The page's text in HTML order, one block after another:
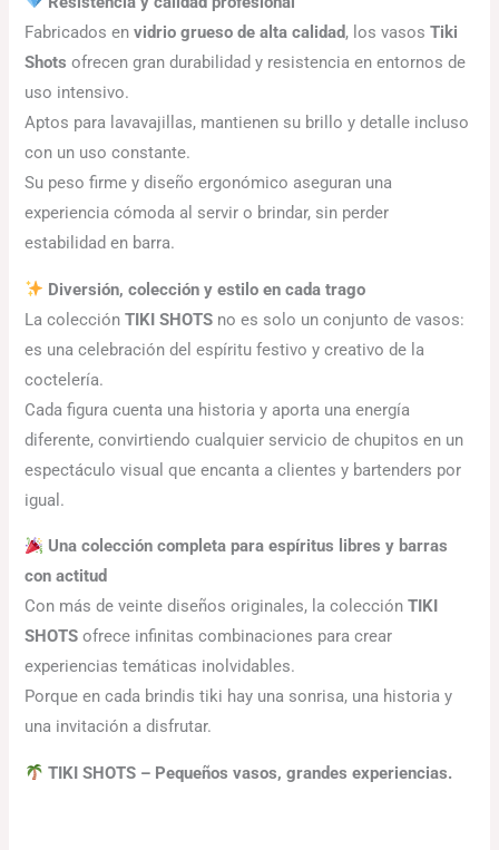
Fabricados envidrio grueso de alta calidad, los vasosTiki
Shots ofrecen gran durabilidad y resistencia en entornos de
uso intensivo.
Aptos para lavavajillas, mantienen su brillo y detalle incluso
con un uso constante.
Su peso firme y diseño ergonómico aseguran una
experiencia cómoda al servir o brindar, sin perder
estabilidad en barra.
Diversión, colección y estilo en cada trago
La colecciónTIKI SHOTS no es solo un conjunto de vasos:
es una celebración del espíritu festivo y creativo de la
coctelería.
Cada figura cuenta una historia y aporta una energía
diferente, convirtiendo cualquier servicio de chupitos en un
espectáculo visual que encanta a clientes y bartenders por
igual.
Una colección completa para espíritus libres y barras
con actitud
Con más de veinte diseños originales, la colecciónTIKI
SHOTS ofrece infinitas combinaciones para crear
experiencias temáticas inolvidables.
Porque en cada brindis tiki hay una sonrisa, una historia y
una invitación a disfrutar.
TIKI SHOTS – Pequeños vasos, grandes experiencias.